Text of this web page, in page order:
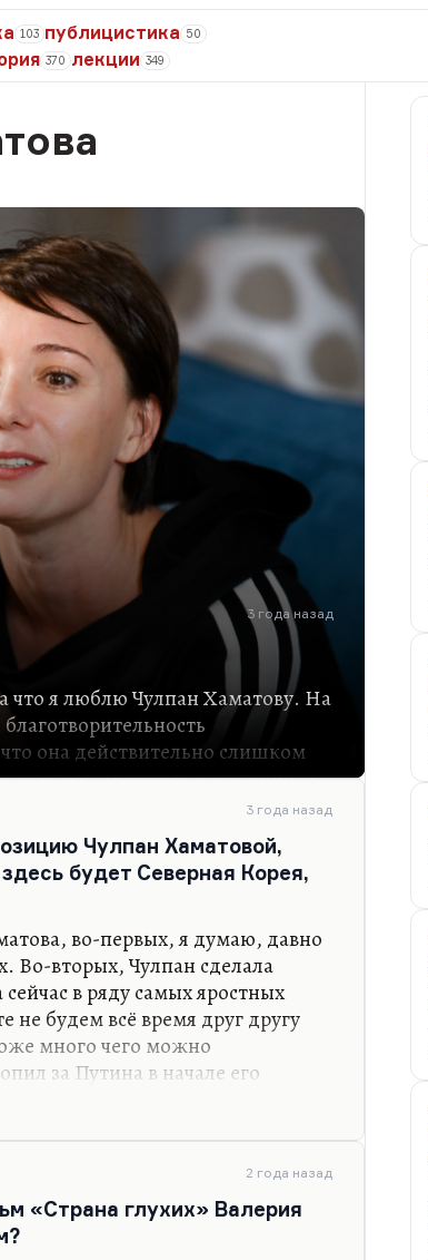
103 публицистика 50
370 лекции 349
3 года назад
что я люблю Чулпан Хаматову. На
она действительно слишком
отмывать репутации, а
оказалась заложницей этой
что она оказалась
часто обязана была
связи, свои возможности, чтобы
это никогда не приводило ее к
ей ценить собственную
часто делало ее объектом
хорошо это понимала.
об…
3 года назад
Чулпан Хаматовой,
будет Северная Корея,
во-первых, я думаю, давно
Во-вторых, Чулпан сделала
в ряду самых яростных
будем всё время друг другу
много чего можно
за Путина в начале его
к тому же самому
по своим зажимам прессы,
был таким «Путиным до
после Ельцина был обречён
2 года назад
«Страна глухих» Валерия